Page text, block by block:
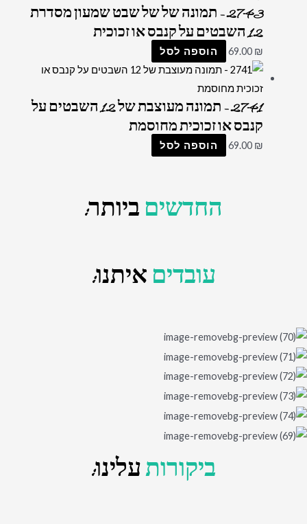
2743 – תמונה של של שבט שמעון מסדרת
12 השבטים על קנבס או זכוכית
69.00 ₪ הוספה לסל
2741 – תמונה מעוצבת של 12 השבטים על
קנבס או זכוכית מחוסמת
69.00 ₪ הוספה לסל
החדשיםביותר:
עובדיםאיתנו:
ביקורותעלינו: